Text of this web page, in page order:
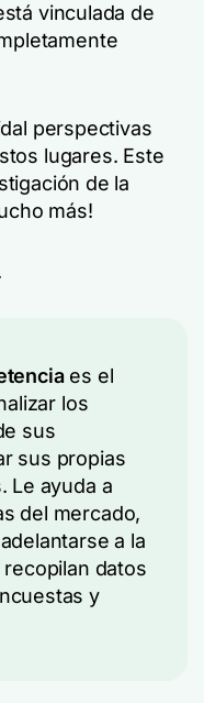
vinculada de
perspectivas
lugares. Este
de la
más!
es el
los
sus
sus propias
Le ayuda a
del mercado,
a la
datos
y